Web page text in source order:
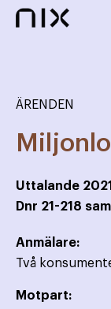
ÄRENDEN
Uttalande
Dnr 21-218
Anmälare:
Två
Motpart: